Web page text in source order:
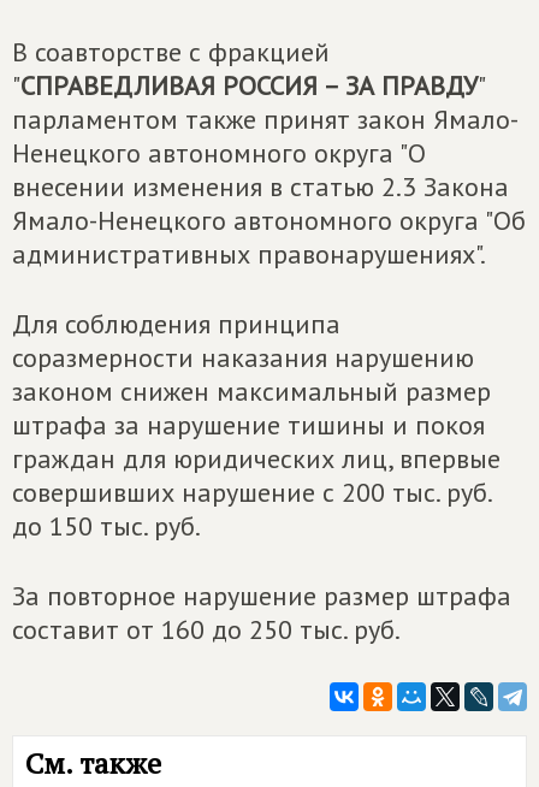
В соавторстве с фракцией
"СПРАВЕДЛИВАЯ РОССИЯ – ЗА ПРАВДУ"
парламентом также принят закон Ямало-
Ненецкого автономного округа "О
внесении изменения в статью 2.3 Закона
Ямало-Ненецкого автономного округа "Об
административных правонарушениях".
Для соблюдения принципа
соразмерности наказания нарушению
законом снижен максимальный размер
штрафа за нарушение тишины и покоя
граждан для юридических лиц, впервые
совершивших нарушение с 200 тыс. руб.
до 150 тыс. руб.
За повторное нарушение размер штрафа
составит от 160 до 250 тыс. руб.
См. также